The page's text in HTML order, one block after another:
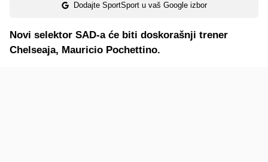
Dodajte SportSport u vaš Google izbor
Novi selektor SAD-a će biti doskorašnji trener
Chelseaja, Mauricio Pochettino.